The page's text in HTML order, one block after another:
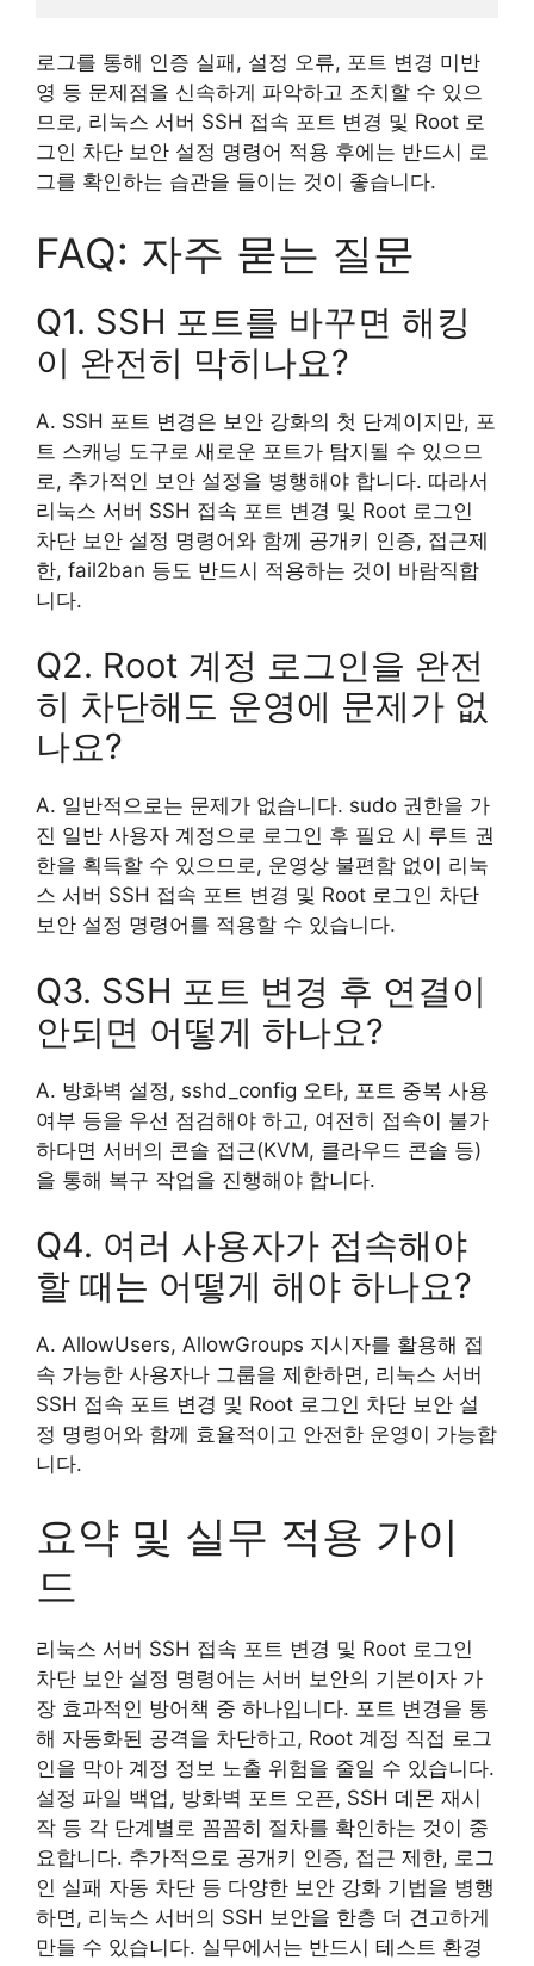
로그를 통해 인증 실패, 설정 오류, 포트 변경 미반
영 등 문제점을 신속하게 파악하고 조치할 수 있으
므로, 리눅스 서버 SSH 접속 포트 변경 및 Root 로
그인 차단 보안 설정 명령어 적용 후에는 반드시 로
그를 확인하는 습관을 들이는 것이 좋습니다.
FAQ: 자주 묻는 질문
Q1. SSH 포트를 바꾸면 해킹
이 완전히 막히나요?
A. SSH 포트 변경은 보안 강화의 첫 단계이지만, 포
트 스캐닝 도구로 새로운 포트가 탐지될 수 있으므
로, 추가적인 보안 설정을 병행해야 합니다. 따라서
리눅스 서버 SSH 접속 포트 변경 및 Root 로그인
차단 보안 설정 명령어와 함께 공개키 인증, 접근제
한, fail2ban 등도 반드시 적용하는 것이 바람직합
니다.
Q2. Root 계정 로그인을 완전
히 차단해도 운영에 문제가 없
나요?
A. 일반적으로는 문제가 없습니다. sudo 권한을 가
진 일반 사용자 계정으로 로그인 후 필요 시 루트 권
한을 획득할 수 있으므로, 운영상 불편함 없이 리눅
스 서버 SSH 접속 포트 변경 및 Root 로그인 차단
보안 설정 명령어를 적용할 수 있습니다.
Q3. SSH 포트 변경 후 연결이
안되면 어떻게 하나요?
A. 방화벽 설정, sshd_config 오타, 포트 중복 사용
여부 등을 우선 점검해야 하고, 여전히 접속이 불가
하다면 서버의 콘솔 접근(KVM, 클라우드 콘솔 등)
을 통해 복구 작업을 진행해야 합니다.
Q4. 여러 사용자가 접속해야
할 때는 어떻게 해야 하나요?
A. AllowUsers, AllowGroups 지시자를 활용해 접
속 가능한 사용자나 그룹을 제한하면, 리눅스 서버
SSH 접속 포트 변경 및 Root 로그인 차단 보안 설
정 명령어와 함께 효율적이고 안전한 운영이 가능합
니다.
요약 및 실무 적용 가이
드
리눅스 서버 SSH 접속 포트 변경 및 Root 로그인
차단 보안 설정 명령어는 서버 보안의 기본이자 가
장 효과적인 방어책 중 하나입니다. 포트 변경을 통
해 자동화된 공격을 차단하고, Root 계정 직접 로그
인을 막아 계정 정보 노출 위험을 줄일 수 있습니다.
설정 파일 백업, 방화벽 포트 오픈, SSH 데몬 재시
작 등 각 단계별로 꼼꼼히 절차를 확인하는 것이 중
요합니다. 추가적으로 공개키 인증, 접근 제한, 로그
인 실패 자동 차단 등 다양한 보안 강화 기법을 병행
하면, 리눅스 서버의 SSH 보안을 한층 더 견고하게
만들 수 있습니다. 실무에서는 반드시 테스트 환경